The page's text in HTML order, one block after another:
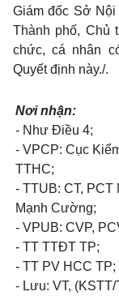
Giám đốc Sở Nội
Thành phố, Chủ
chức, cá nhân
Quyết định này./.
Nơi nhận:
- Như Điều 4;
- VPCP: Cục
TTHC;
- TTUB: CT, PCT
Mạnh Cường;
- VPUB: CVP,
- TT TTĐT TP;
- TT PV HCC TP;
- Lưu: VT, (KSTT/